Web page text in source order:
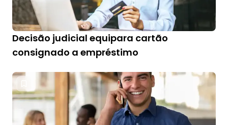
Decisão judicial equipara cartão
consignado a empréstimo